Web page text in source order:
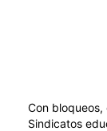
Con bloqueos,
Sindicatos